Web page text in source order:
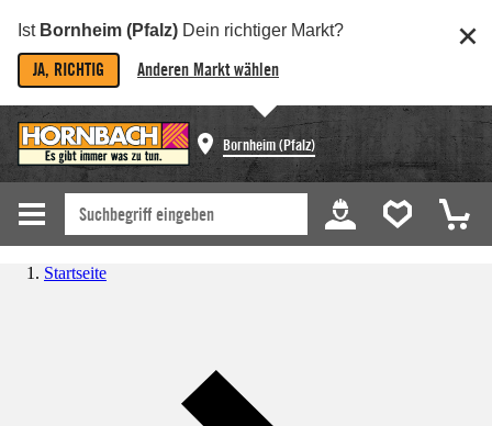
Ist Bornheim (Pfalz) Dein richtiger Markt?
JA, RICHTIG Anderen Markt wählen
Bornheim (Pfalz)
Startseite